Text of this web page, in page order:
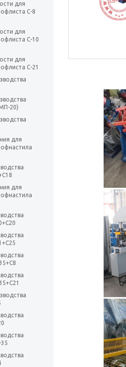
для
С-8
для
С-10
для
С-21
20)
для
для